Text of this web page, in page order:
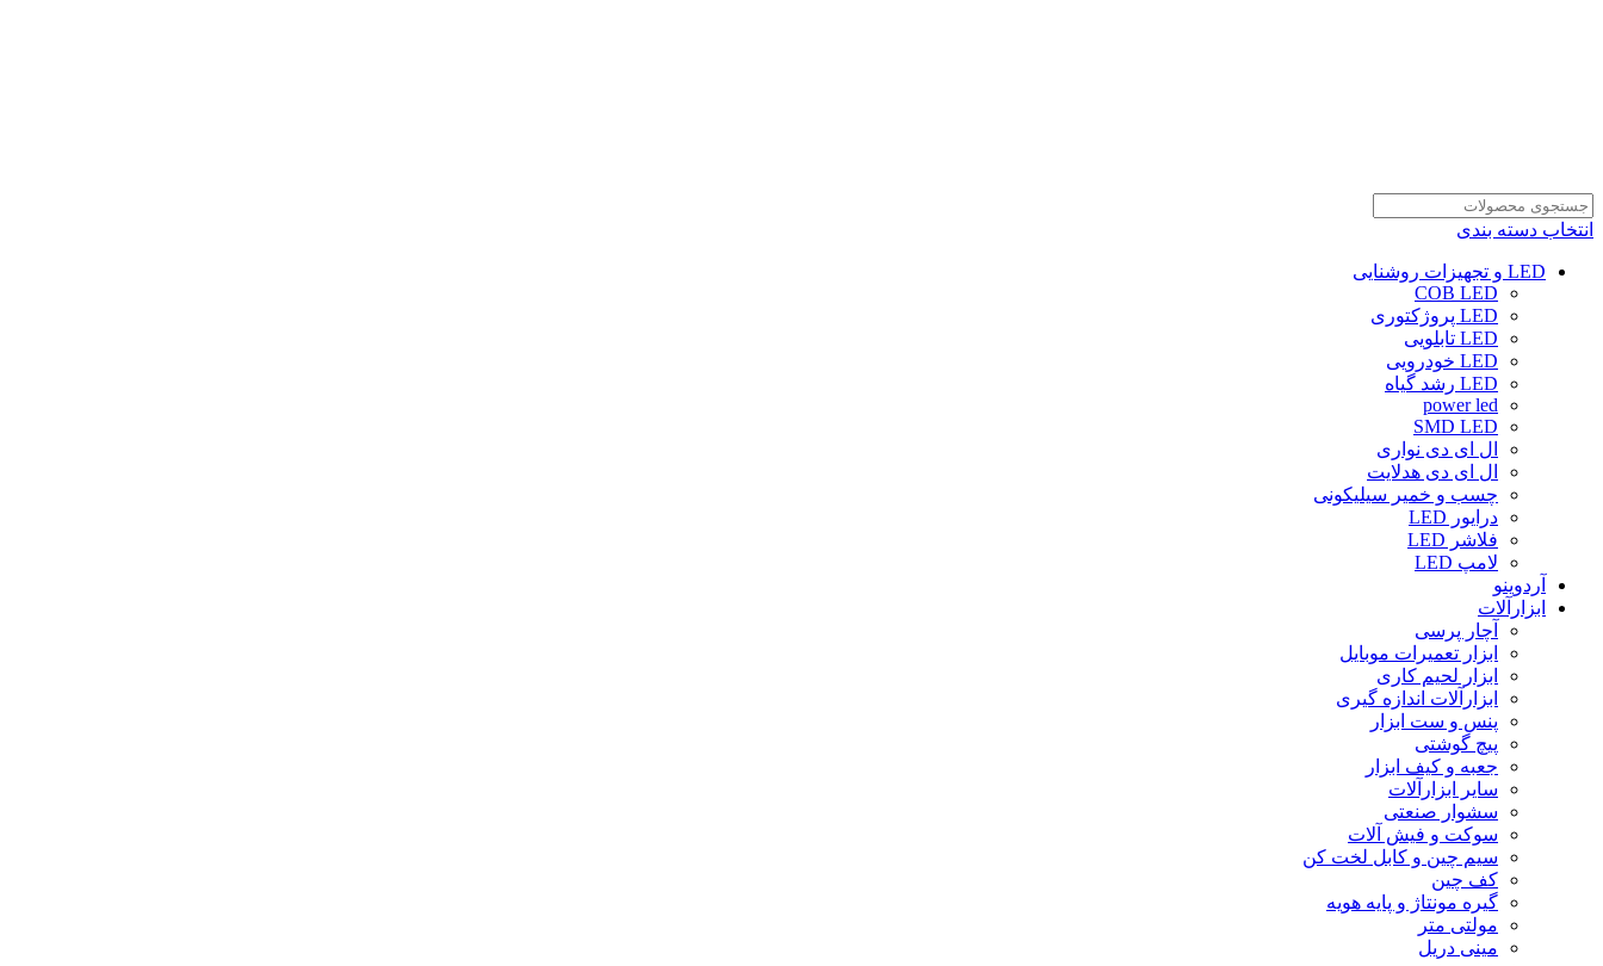
انتخاب دسته بندی
LED و تجهیزات روشنایی
COB LED
LED پروژکتوری
LED تابلویی
LED خودرویی
LED رشد گیاه
power led
SMD LED
ال ای دی نواری
ال ای دی هدلایت
چسب و خمیر سیلیکونی
درایور LED
فلاشر LED
لامپ LED
آردوینو
ابزارآلات
آچار پرسی
ابزار تعمیرات موبایل
ابزار لحیم کاری
ابزارآلات اندازه گیری
پنس و ست ابزار
پیچ گوشتی
جعبه و کیف ابزار
سایر ابزارآلات
سشوار صنعتی
سوکت و فیش آلات
سیم چین و کابل لخت کن
کف چین
گیره مونتاژ و پایه هویه
مولتی متر
مینی دریل